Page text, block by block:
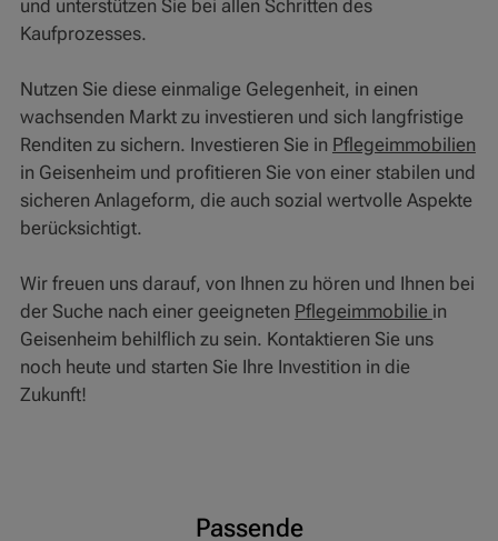
und unterstützen Sie bei allen Schritten des
Kaufprozesses.
Nutzen Sie diese einmalige Gelegenheit, in einen
wachsenden Markt zu investieren und sich langfristige
Renditen zu sichern. Investieren Sie in Pflegeimmobilien
in Geisenheim und profitieren Sie von einer stabilen und
sicheren Anlageform, die auch sozial wertvolle Aspekte
berücksichtigt.
Wir freuen uns darauf, von Ihnen zu hören und Ihnen bei
der Suche nach einer geeigneten Pflegeimmobilie in
Geisenheim behilflich zu sein. Kontaktieren Sie uns
noch heute und starten Sie Ihre Investition in die
Zukunft!
Passende